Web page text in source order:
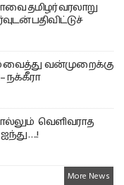
தமிழர் வரலாறு
பதிவிட்டுச்
வைத்து வன்முறைக்கு
நக்கீரா
வெளிவராத
….!
More News